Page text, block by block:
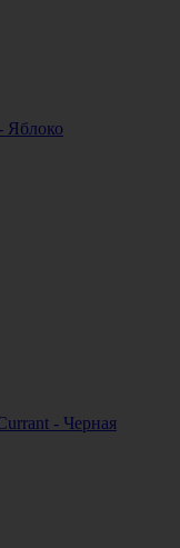
Яблоко
- Черная